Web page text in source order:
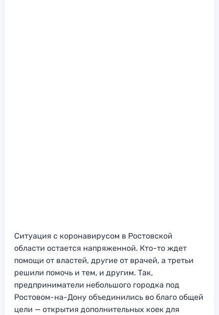
Ситуация с коронавирусом в Ростовской
области остается напряженной. Кто-то ждет
помощи от властей, другие от врачей, а третьи
решили помочь и тем, и другим. Так,
предприниматели небольшого городка под
Ростовом-на-Дону объединились во благо общей
цели — открытия дополнительных коек для